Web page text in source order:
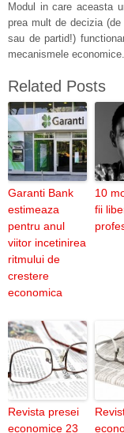
Modul in care aceasta
prea mult de decizia
sau de partid!)
mecanismele economice.
Related Posts
Garanti Bank
estimeaza
pentru anul
viitor incetinirea
ritmului de
crestere
economica
10
fii
Revista presei
economice 23